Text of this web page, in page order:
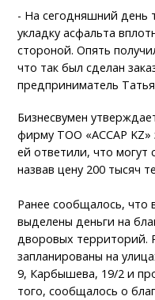
- На сегодняшний день
укладку асфальта
стороной. Опять
что так был сделан
предприниматель
Бизнесвумен
фирму ТОО «АССАР KZ»
ей ответили, что могут
назвав цену 200 тысяч
Ранее сообщалось, что
выделены деньги на
дворовых территорий.
запланированы на
9, Карбышева, 19/2 и
того, сообщалось о